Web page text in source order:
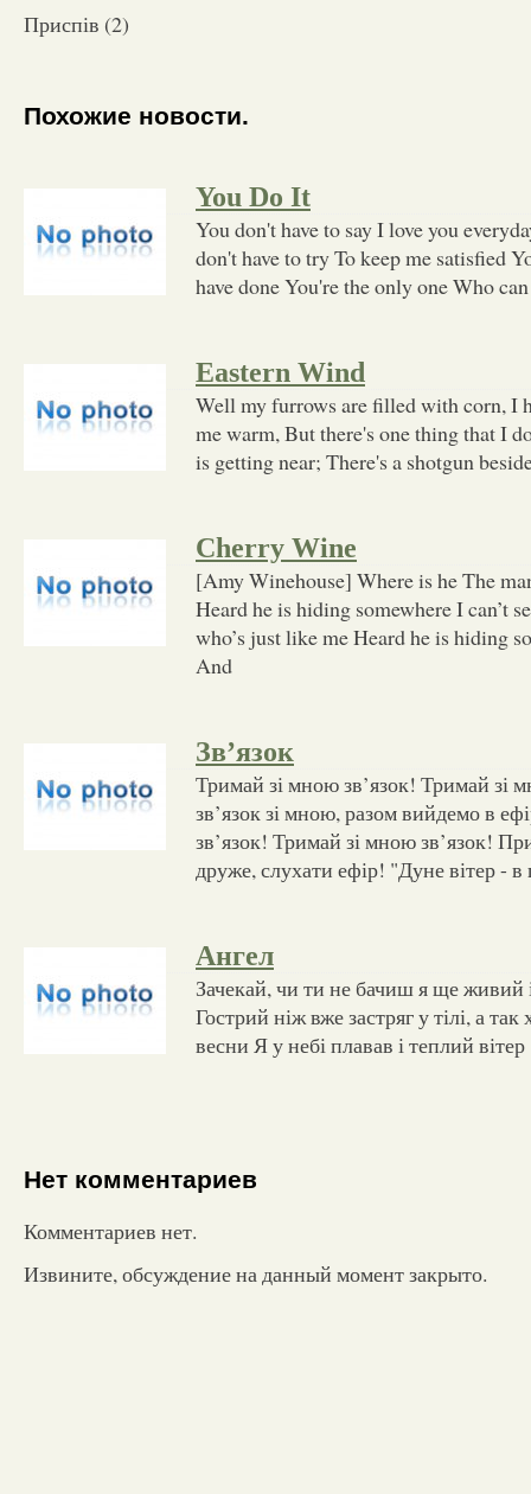
Приспів (2)
Похожие новости.
You Do It
You don't have to say I love you
don't have to try To keep me satisfied
have done You're the only one Who
Eastern Wind
Well my furrows are filled with corn, I
me warm, But there's one thing that I
is getting near; There's a shotgun
Cherry Wine
[Amy Winehouse] Where is he The
Heard he is hiding somewhere I can’t
who’s just like me Heard he is hiding
And
Зв’язок
Тримай зі мною зв’язок! Тримай зі
зв’язок зі мною, разом вийдемо в
зв’язок! Тримай зі мною зв’язок!
друже, слухати ефір! "Дуне вітер - в
Ангел
Зачекай, чи ти не бачиш я ще живий
Гострий ніж вже застряг у тілі, а
весни Я у небі плавав і теплий вітер
Нет комментариев
Комментариев нет.
Извините, обсуждение на данный момент закрыто.